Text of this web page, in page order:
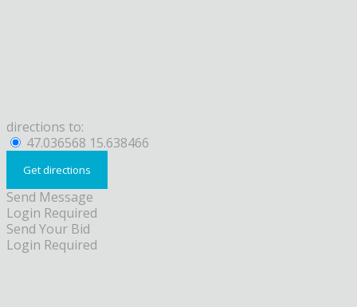
directions to:
47.036568 15.638466
Send Message
Login Required
Send Your Bid
Login Required